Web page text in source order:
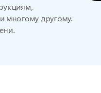
многому другому.